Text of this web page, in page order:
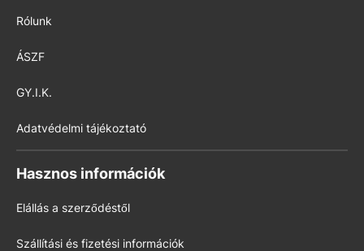
Rólunk
ÁSZF
GY.I.K.
Adatvédelmi tájékoztató
Hasznos információk
Elállás a szerződéstől
Szállítási és fizetési információk